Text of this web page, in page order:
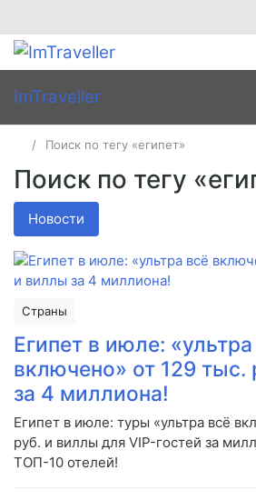
ImTraveller
Поиск по тегу «египет»
Поиск по тегу
Новости
Страны
Египет в июле:
включено» от 129 тыс.
за 4 миллиона!
Египет в июле: туры «ультра всё
руб. и виллы для VIP-гостей за
ТОП-10 отелей!